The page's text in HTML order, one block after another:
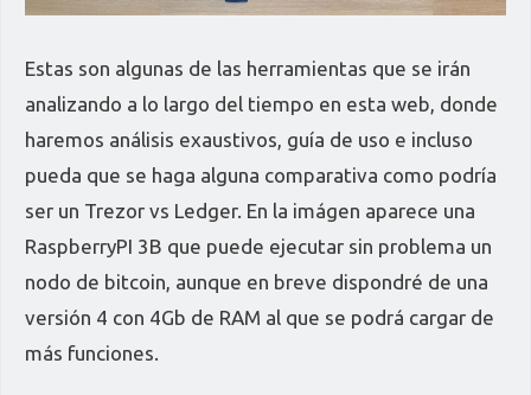
Estas son algunas de las herramientas que se irán
analizando a lo largo del tiempo en esta web, donde
haremos análisis exaustivos, guía de uso e incluso
pueda que se haga alguna comparativa como podría
ser un Trezor vs Ledger. En la imágen aparece una
RaspberryPI 3B que puede ejecutar sin problema un
nodo de bitcoin, aunque en breve dispondré de una
versión 4 con 4Gb de RAM al que se podrá cargar de
más funciones.